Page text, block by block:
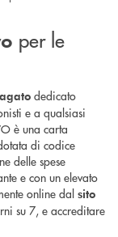
per le
dedicato
e a qualsiasi
è una carta
di codice
delle spese
e con un elevato
online dal sito
su 7, e accreditare